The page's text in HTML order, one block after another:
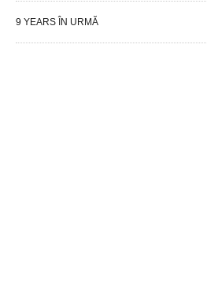
9 YEARS ÎN URMĂ